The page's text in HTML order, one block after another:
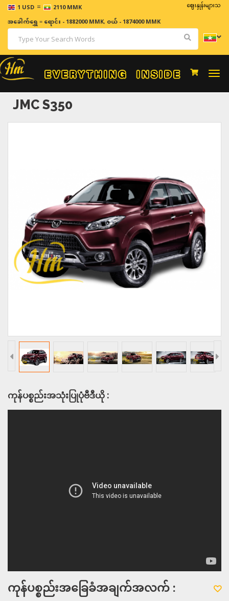
1 USD = 2110 MMK ဈေးနှုန်းများသည် အခ
အခေါက်ရွှေ=ရောင်း - 1882000 MMK, ဝယ် - 1874000 MMK
JMC S350
ကုန်ပစ္စည်းအသုံးပြုပုံဗီဒီယို :
ကုန်ပစ္စည်းအခြေခံအချက်အလက် :